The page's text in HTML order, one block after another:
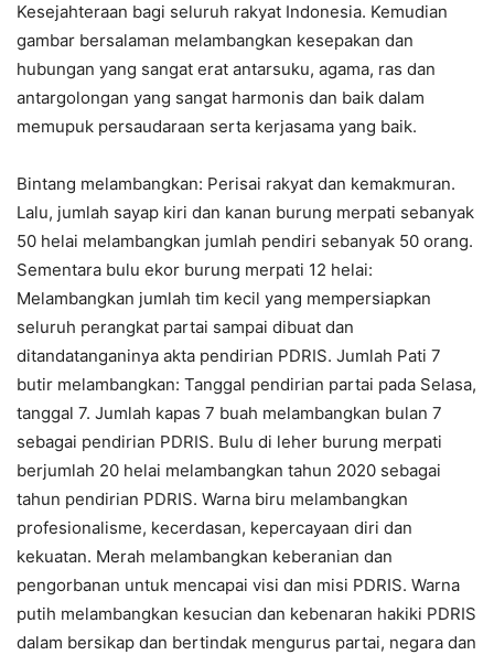
Kesejahteraan bagi seluruh rakyat Indonesia. Kemudian
gambar bersalaman melambangkan kesepakan dan
hubungan yang sangat erat antarsuku, agama, ras dan
antargolongan yang sangat harmonis dan baik dalam
memupuk persaudaraan serta kerjasama yang baik.
Bintang melambangkan: Perisai rakyat dan kemakmuran.
Lalu, jumlah sayap kiri dan kanan burung merpati sebanyak
50 helai melambangkan jumlah pendiri sebanyak 50 orang.
Sementara bulu ekor burung merpati 12 helai:
Melambangkan jumlah tim kecil yang mempersiapkan
seluruh perangkat partai sampai dibuat dan
ditandatanganinya akta pendirian PDRIS. Jumlah Pati 7
butir melambangkan: Tanggal pendirian partai pada Selasa,
tanggal 7. Jumlah kapas 7 buah melambangkan bulan 7
sebagai pendirian PDRIS. Bulu di leher burung merpati
berjumlah 20 helai melambangkan tahun 2020 sebagai
tahun pendirian PDRIS. Warna biru melambangkan
profesionalisme, kecerdasan, kepercayaan diri dan
kekuatan. Merah melambangkan keberanian dan
pengorbanan untuk mencapai visi dan misi PDRIS. Warna
putih melambangkan kesucian dan kebenaran hakiki PDRIS
dalam bersikap dan bertindak mengurus partai, negara dan